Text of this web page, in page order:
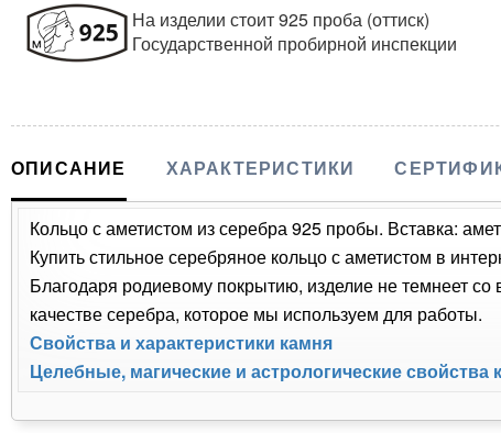
На изделии стоит 925 проба (оттиск)
Государственной пробирной инспекции
ОПИСАНИЕ ХАРАКТЕРИСТИКИ
Кольцо с аметистом из серебра 925 пробы. Вставка:
Купить стильное серебряное кольцо с аметистом в
Благодаря родиевому покрытию, изделие не темнеет
качестве серебра, которое мы используем для работы.
Свойства и характеристики камня
Целебные, магические и астрологические свойства